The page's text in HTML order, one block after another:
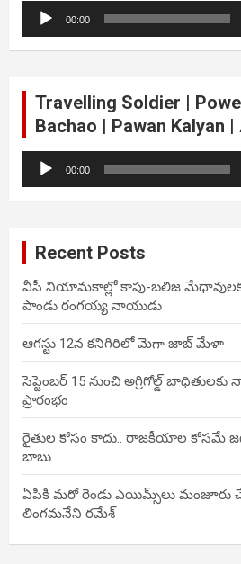
Audio
Player
00:00
Travelling Soldier |
Bachao | Pawan Kalyan
Audio
Player
00:00
Recent Posts
వీసీ నియామకాల్లో కాపు-బలిజ
పాండు రంగయ్య నాయుడు
ఆగస్టు 12న కనిగిరిలో మెగా జాబ్ మేళా
సెప్టెంబర్ 15 నుంచి అగ్రిగోల్డ్
ప్రారంభం
రైతుల కోసం కాదు.. రాజకీయాల కోసమే
బాబు
ఏపీకి మరో రెండు ఎయిమ్స్‌లు
లింగమనేని రమేశ్